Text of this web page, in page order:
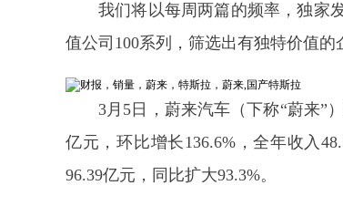
我们将以每周两篇的频率，独家
值公司100系列，筛选出有独特价值的
3月5日，蔚来汽车（下称“蔚来”
亿元，环比增长136.6%，全年收入
96.39亿元，同比扩大93.3%。